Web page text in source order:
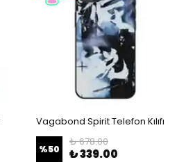
Vagabond Spirit Telefon Kılıfı
%50
₺ 678.00
₺ 339.00